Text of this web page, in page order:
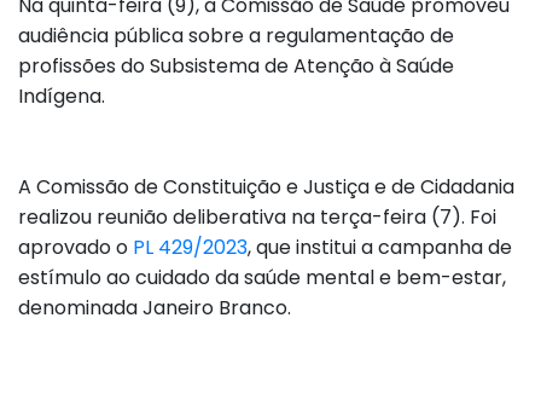
audiência pública sobre a regulamentação de
profissões do Subsistema de Atenção à Saúde
Indígena.
A Comissão de Constituição e Justiça e de Cidadania
realizou reunião deliberativa na terça-feira (7). Foi
aprovado o PL 429/2023, que institui a campanha de
estímulo ao cuidado da saúde mental e bem-estar,
denominada Janeiro Branco.